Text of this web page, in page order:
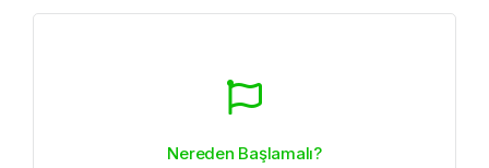
Nereden Başlamalı?